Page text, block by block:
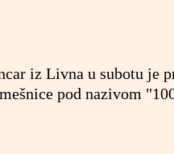
iz Livna u subotu je
pod nazivom